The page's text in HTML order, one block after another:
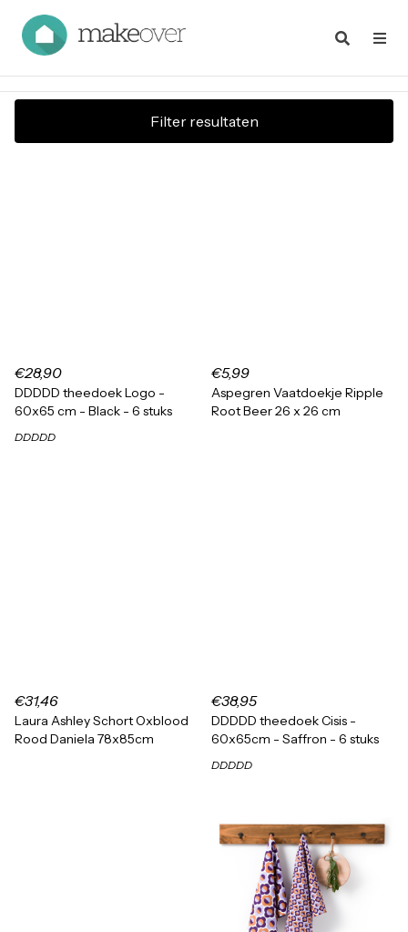
Filter resultaten
€28,90
DDDDD theedoek Logo -
60x65 cm - Black - 6 stuks
DDDDD
€5,99
Aspegren Vaatdoekje Ripple
Root Beer 26 x 26 cm
€31,46
Laura Ashley Schort Oxblood
Rood Daniela 78x85cm
€38,95
DDDDD theedoek Cisis -
60x65cm - Saffron - 6 stuks
DDDDD